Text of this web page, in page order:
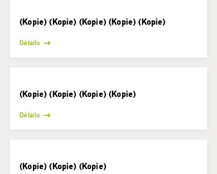
(Kopie) (Kopie) (Kopie) (Kopie) (Kopie)
Détails
(Kopie) (Kopie) (Kopie) (Kopie)
Détails
(Kopie) (Kopie) (Kopie)